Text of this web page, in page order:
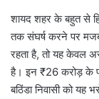
शायद शहर के बहुत से
तक संघर्ष करने पर
रहता है, तो यह केवल
है। इन ₹26 करोड़ के
बठिंडा निवासी को यह